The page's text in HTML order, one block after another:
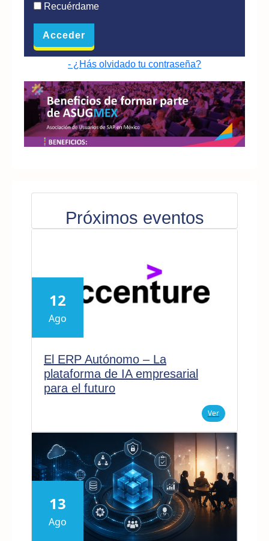
Recuérdame
- ¿Hás olvidado tu contraseña?
Próximos eventos
12
Ago
El ERP Autónomo – La
plataforma de IA empresarial
para el futuro
Ver
13
Ago